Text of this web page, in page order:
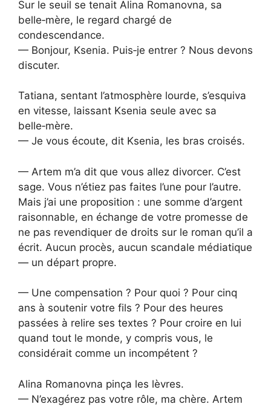
Sur le seuil se tenait Alina Romanovna, sa
belle‑mère, le regard chargé de
condescendance.
— Bonjour, Ksenia. Puis‑je entrer ? Nous devons
discuter.
Tatiana, sentant l’atmosphère lourde, s’esquiva
en vitesse, laissant Ksenia seule avec sa
belle‑mère.
— Je vous écoute, dit Ksenia, les bras croisés.
— Artem m’a dit que vous allez divorcer. C’est
sage. Vous n’étiez pas faites l’une pour l’autre.
Mais j’ai une proposition : une somme d’argent
raisonnable, en échange de votre promesse de
ne pas revendiquer de droits sur le roman qu’il a
écrit. Aucun procès, aucun scandale médiatique
— un départ propre.
— Une compensation ? Pour quoi ? Pour cinq
ans à soutenir votre fils ? Pour des heures
passées à relire ses textes ? Pour croire en lui
quand tout le monde, y compris vous, le
considérait comme un incompétent ?
Alina Romanovna pinça les lèvres.
— N’exagérez pas votre rôle, ma chère. Artem